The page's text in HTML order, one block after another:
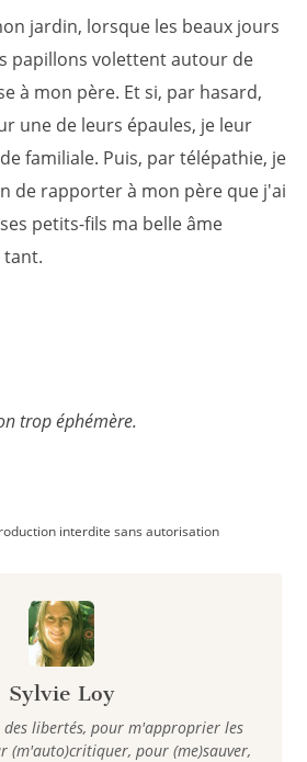
Sylvie Loy
des libertés, pour m'approprier les
(m'auto)critiquer, pour (me)sauver,
jardin, lorsque les beaux jours
papillons volettent autour de
à mon père. Et si, par hasard,
une de leurs épaules, je leur
familiale. Puis, par télépathie, je
de rapporter à mon père que j'ai
petits-fils ma belle âme
trop éphémère.
interdite sans autorisation